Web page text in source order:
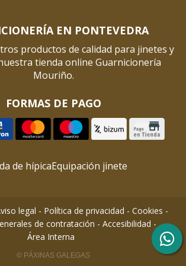
EN PONTEVEDRA
productos de calidad para jinetes y
tienda online Guarnicionería
Mouriño.
FORMAS DE PAGO
de hípicaEquipación jinete
legal - Política de privacidad - Cookies -
de contratación - Accesibilidad -
Área Interna
© PÁXINAS GALEGAS